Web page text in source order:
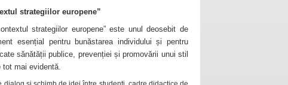
strategiilor europene”
strategiilor europene” este unul deosebit de
esențial pentru bunăstarea individului și pentru
sănătății publice, prevenției și promovării unui stil
tot mai evidentă.